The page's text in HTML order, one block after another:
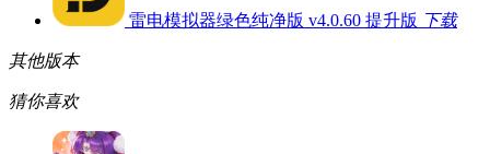
雷电模拟器绿色纯净版 v4.0.60 提升版 下载
其他版本
猜你喜欢